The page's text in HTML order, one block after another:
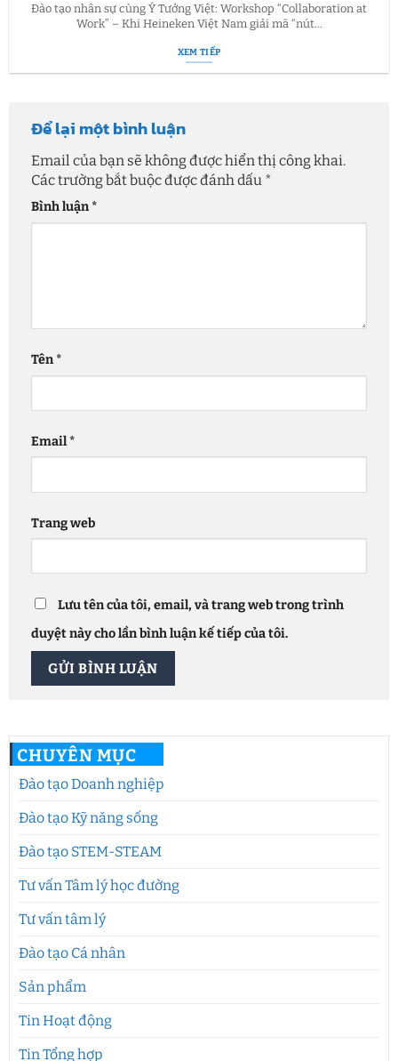
CHUYÊN MỤC
Đào tạo Doanh nghiệp
Đào tạo Kỹ năng sống
Đào tạo STEM-STEAM
Tư vấn Tâm lý học đường
Tư vấn tâm lý
Đào tạo Cá nhân
Sản phẩm
Tin Hoạt động
Tin Tổng hợp
Đào tạo nhân sự cùng Ý Tưởng Việt: Workshop “Collaboration at
Work” – Khi Heineken Việt Nam giải mã “nút...
XEM TIẾP
Để lại một bình luận
Email của bạn sẽ không được hiển thị công khai.
Các trường bắt buộc được đánh dấu *
Bình luận*
Tên*
Email*
Trang web
Lưu tên của tôi, email, và trang web trong trình
duyệt này cho lần bình luận kế tiếp của tôi.